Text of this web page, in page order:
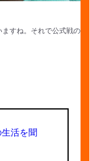
すね。それで公式戦の
活を聞